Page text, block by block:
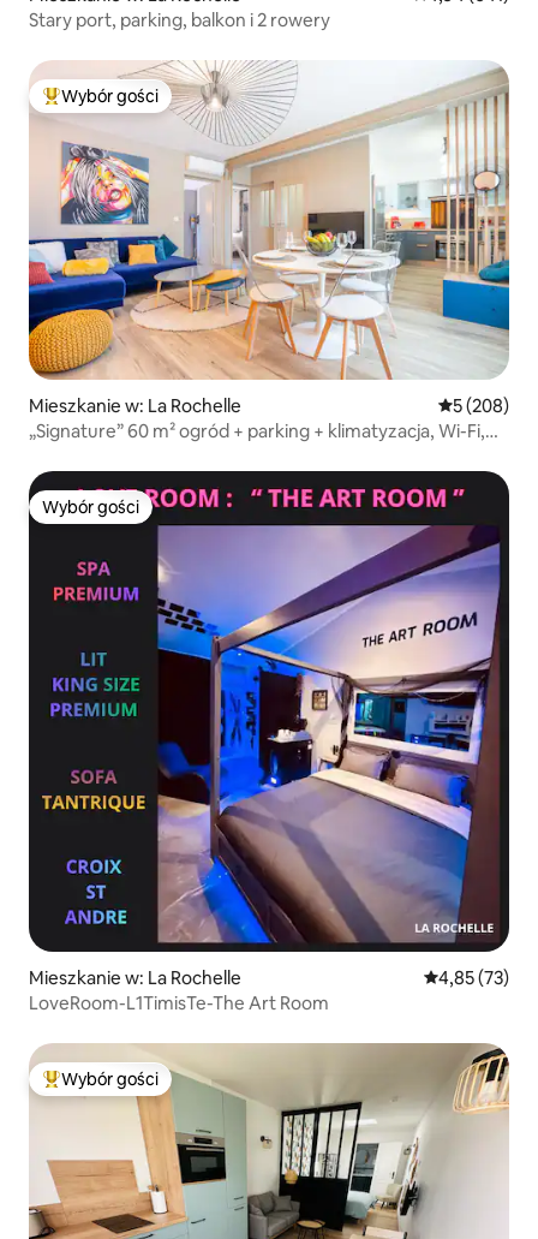
Stary port, parking, balkon i 2 rowery
Najpopularniejsze z kategorii Wybór gości
Wybór gości
Mieszkanie w: La Rochelle Średnia
5 (208)
„Signature” 60 m² ogród + parking + klimatyzacja, Wi-Fi,
Wybór gości
Wybór gości
Mieszkanie w: La Rochelle Średnia
4,85 (73)
LoveRoom-L1TimisTe-The Art Room
Najpopularniejsze z kategorii Wybór gości
Wybór gości